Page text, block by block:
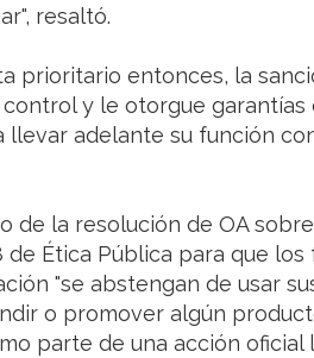
resaltó.
prioritario entonces, la
y le otorgue garantías
llevar adelante su función
de la resolución de OA
de Ética Pública para que los
"se abstengan de usar
o promover algún
parte de una acción oficial